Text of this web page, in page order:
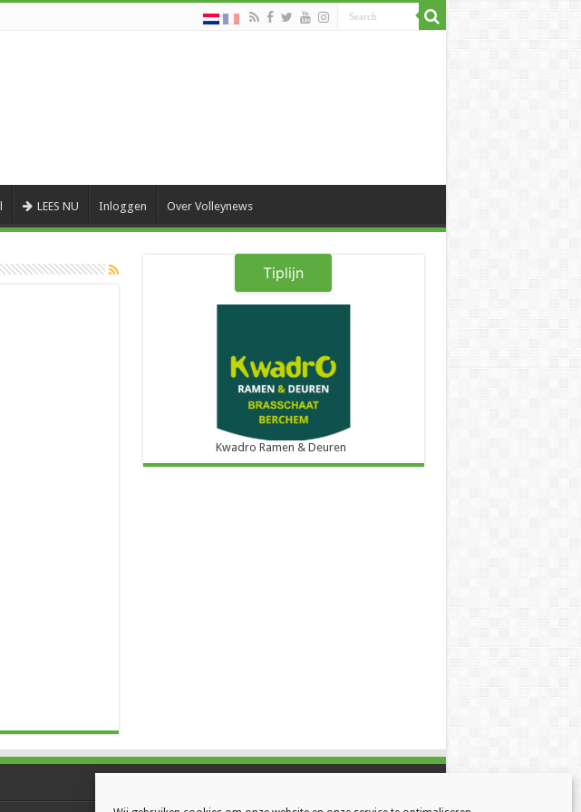
LEES NU Inloggen Over Volleynews
Tiplijn
Kwadro Ramen & Deuren